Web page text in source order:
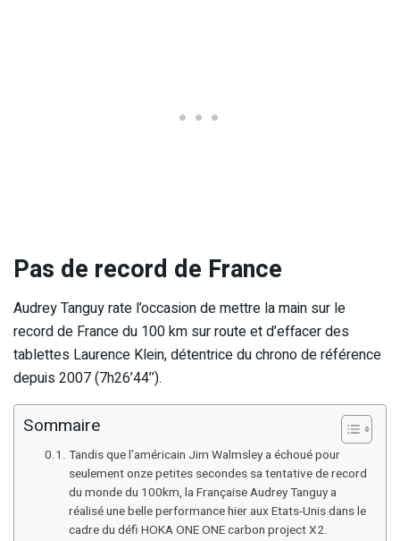
Pas de record de France
Audrey Tanguy rate l’occasion de mettre la main sur le
record de France du 100 km sur route et d’effacer des
tablettes Laurence Klein, détentrice du chrono de référence
depuis 2007 (7h26’44’’).
Sommaire
Tandis que l’américain Jim Walmsley a échoué pour
seulement onze petites secondes sa tentative de record
du monde du 100km, la Française Audrey Tanguy a
réalisé une belle performance hier aux Etats-Unis dans le
cadre du défi HOKA ONE ONE carbon project X2.